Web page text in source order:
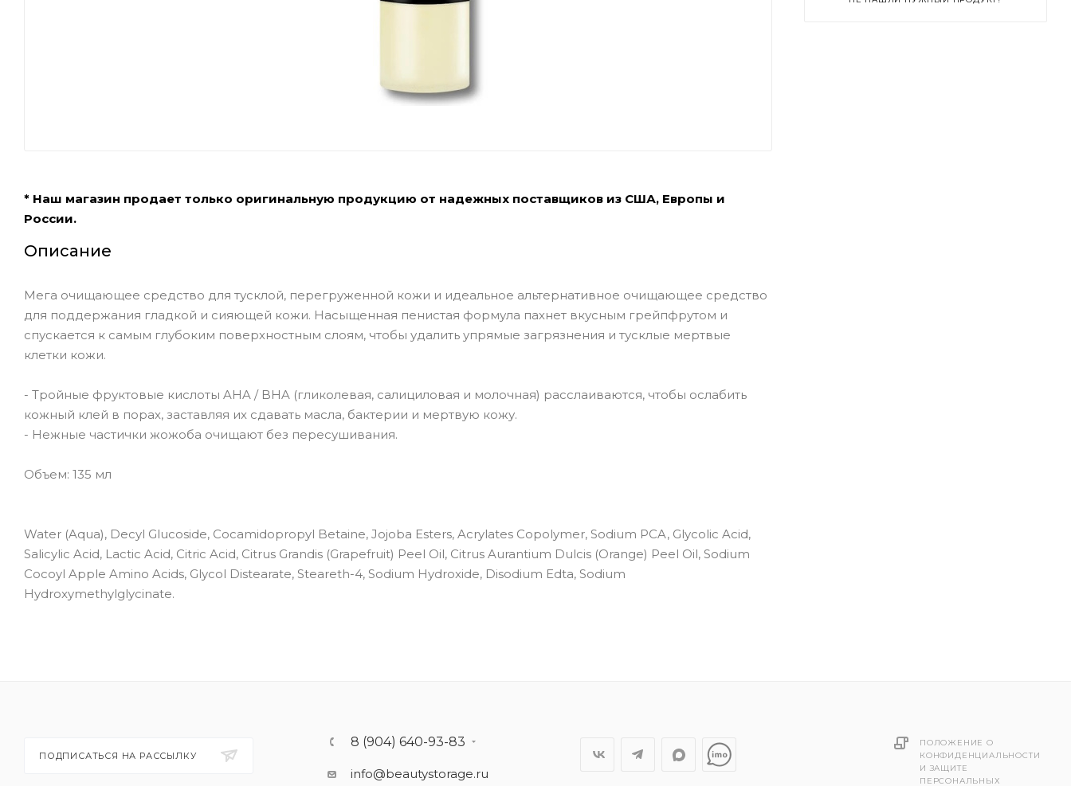
* Наш магазин продает только оригинальную продукцию от надежных поставщиков из США, Европы и
России.
Описание
Мега очищающее средство для тусклой, перегруженной кожи и идеальное альтернативное очищающее средство
для поддержания гладкой и сияющей кожи. Насыщенная пенистая формула пахнет вкусным грейпфрутом и
спускается к самым глубоким поверхностным слоям, чтобы удалить упрямые загрязнения и тусклые мертвые
клетки кожи.
- Тройные фруктовые кислоты AHA / BHA (гликолевая, салициловая и молочная) расслаиваются, чтобы ослабить
кожный клей в порах, заставляя их сдавать масла, бактерии и мертвую кожу.
- Нежные частички жожоба очищают без пересушивания.
Объем: 135 мл
Water (Aqua), Decyl Glucoside, Cocamidopropyl Betaine, Jojoba Esters, Acrylates Copolymer, Sodium PCA, Glycolic Acid,
Salicylic Acid, Lactic Acid, Citric Acid, Citrus Grandis (Grapefruit) Peel Oil, Citrus Aurantium Dulcis (Orange) Peel Oil, Sodium
Cocoyl Apple Amino Acids, Glycol Distearate, Steareth-4, Sodium Hydroxide, Disodium Edta, Sodium
Hydroxymethylglycinate.
ПОДПИСАТЬСЯ НА РАССЫЛКУ
8 (904) 640-93-83
info@beautystorage.ru
ПОЛОЖЕНИЕ О
КОНФИДЕНЦИАЛЬНОСТИ
И ЗАЩИТЕ
ПЕРСОНАЛЬНЫХ